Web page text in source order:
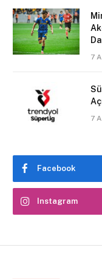
7
7
Facebook
Instagram